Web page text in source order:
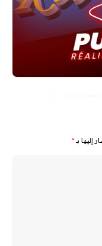
إليها بـ *